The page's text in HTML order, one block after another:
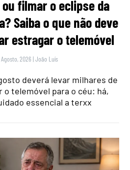
filmar o eclipse da
Saiba o que não deve
estragar o telemóvel
2026 |João Luís
deverá levar milhares de
o telemóvel para o céu: há,
essencial a terxx